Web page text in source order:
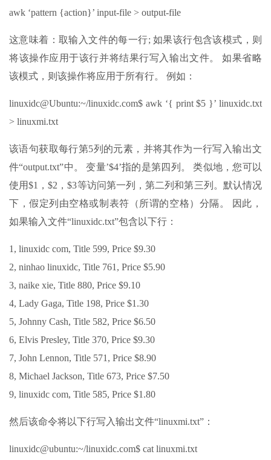
awk ‘pattern {action}’ input-file > output-file
这意味着：取输入文件的每一行; 如果该行包含该模式，则
将该操作应用于该行并将结果行写入输出文件。 如果省略
该模式，则该操作将应用于所有行。 例如：
linuxidc@Ubuntu:~/linuxidc.com$ awk ‘{ print $5 }’ linuxidc.txt
> linuxmi.txt
该语句获取每行第5列的元素，并将其作为一行写入输出文
件“output.txt”中。 变量’$4’指的是第四列。 类似地，您可以
使用$1，$2，$3等访问第一列，第二列和第三列。默认情况
下，假定列由空格或制表符（所谓的空格）分隔。 因此，
如果输入文件“linuxidc.txt”包含以下行：
1, linuxidc com, Title 599, Price $9.30
2, ninhao linuxidc, Title 761, Price $5.90
3, naike xie, Title 880, Price $9.10
4, Lady Gaga, Title 198, Price $1.30
5, Johnny Cash, Title 582, Price $6.50
6, Elvis Presley, Title 370, Price $9.30
7, John Lennon, Title 571, Price $8.90
8, Michael Jackson, Title 673, Price $7.50
9, linuxidc com, Title 585, Price $1.80
然后该命令将以下行写入输出文件“linuxmi.txt”：
linuxidc@ubuntu:~/linuxidc.com$ cat linuxmi.txt